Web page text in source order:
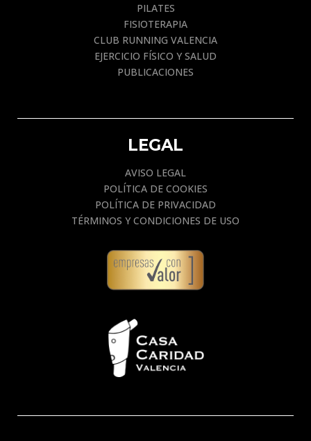
PILATES
FISIOTERAPIA
CLUB RUNNING VALENCIA
EJERCICIO FÍSICO Y SALUD
PUBLICACIONES
LEGAL
AVISO LEGAL
POLÍTICA DE COOKIES
POLÍTICA DE PRIVACIDAD
TÉRMINOS Y CONDICIONES DE USO